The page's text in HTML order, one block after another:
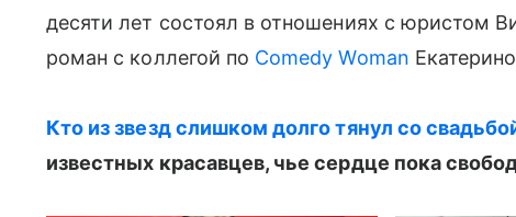
десяти лет состоял в отношениях с юристом
роман с коллегой по Comedy Woman
Кто из звезд слишком долго тянул со
известных красавцев, чье сердце пока